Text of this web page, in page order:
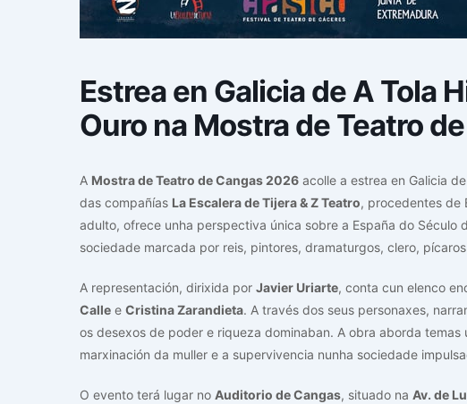
Estrea en Galicia de A Tola
Ouro na Mostra de Teatro
A Mostra de Teatro de Cangas 2026 acolle a estrea en Galicia de
das compañías La Escalera de Tijera & Z Teatro, procedentes de
adulto, ofrece unha perspectiva única sobre a España do Século
sociedade marcada por reis, pintores, dramaturgos, clero,
A representación, dirixida por Javier Uriarte, conta cun elenco
Calle e Cristina Zarandieta. A través dos seus personaxes,
os desexos de poder e riqueza dominaban. A obra aborda temas
marxinación da muller e a supervivencia nunha sociedade
O evento terá lugar no Auditorio de Cangas, situado na Av. de